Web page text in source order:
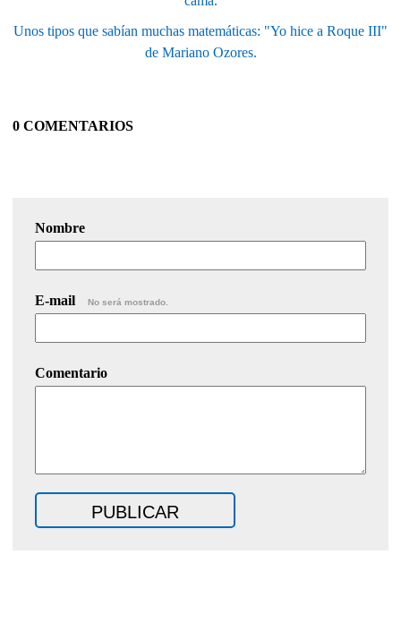
Unos tipos que sabían muchas matemáticas: "Yo hice a Roque III"
de Mariano Ozores.
0 COMENTARIOS
Nombre
E-mail No será mostrado.
Comentario